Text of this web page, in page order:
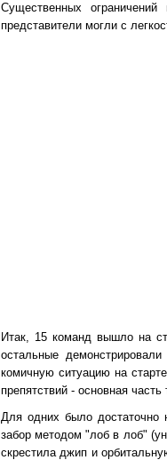
Существенных
представители могли с
Итак, 15 команд вышло на
остальные
комичную ситуацию на
препятствий - основная
Для одних было достаточно
забор методом "лоб в лоб"
скрестила джип и